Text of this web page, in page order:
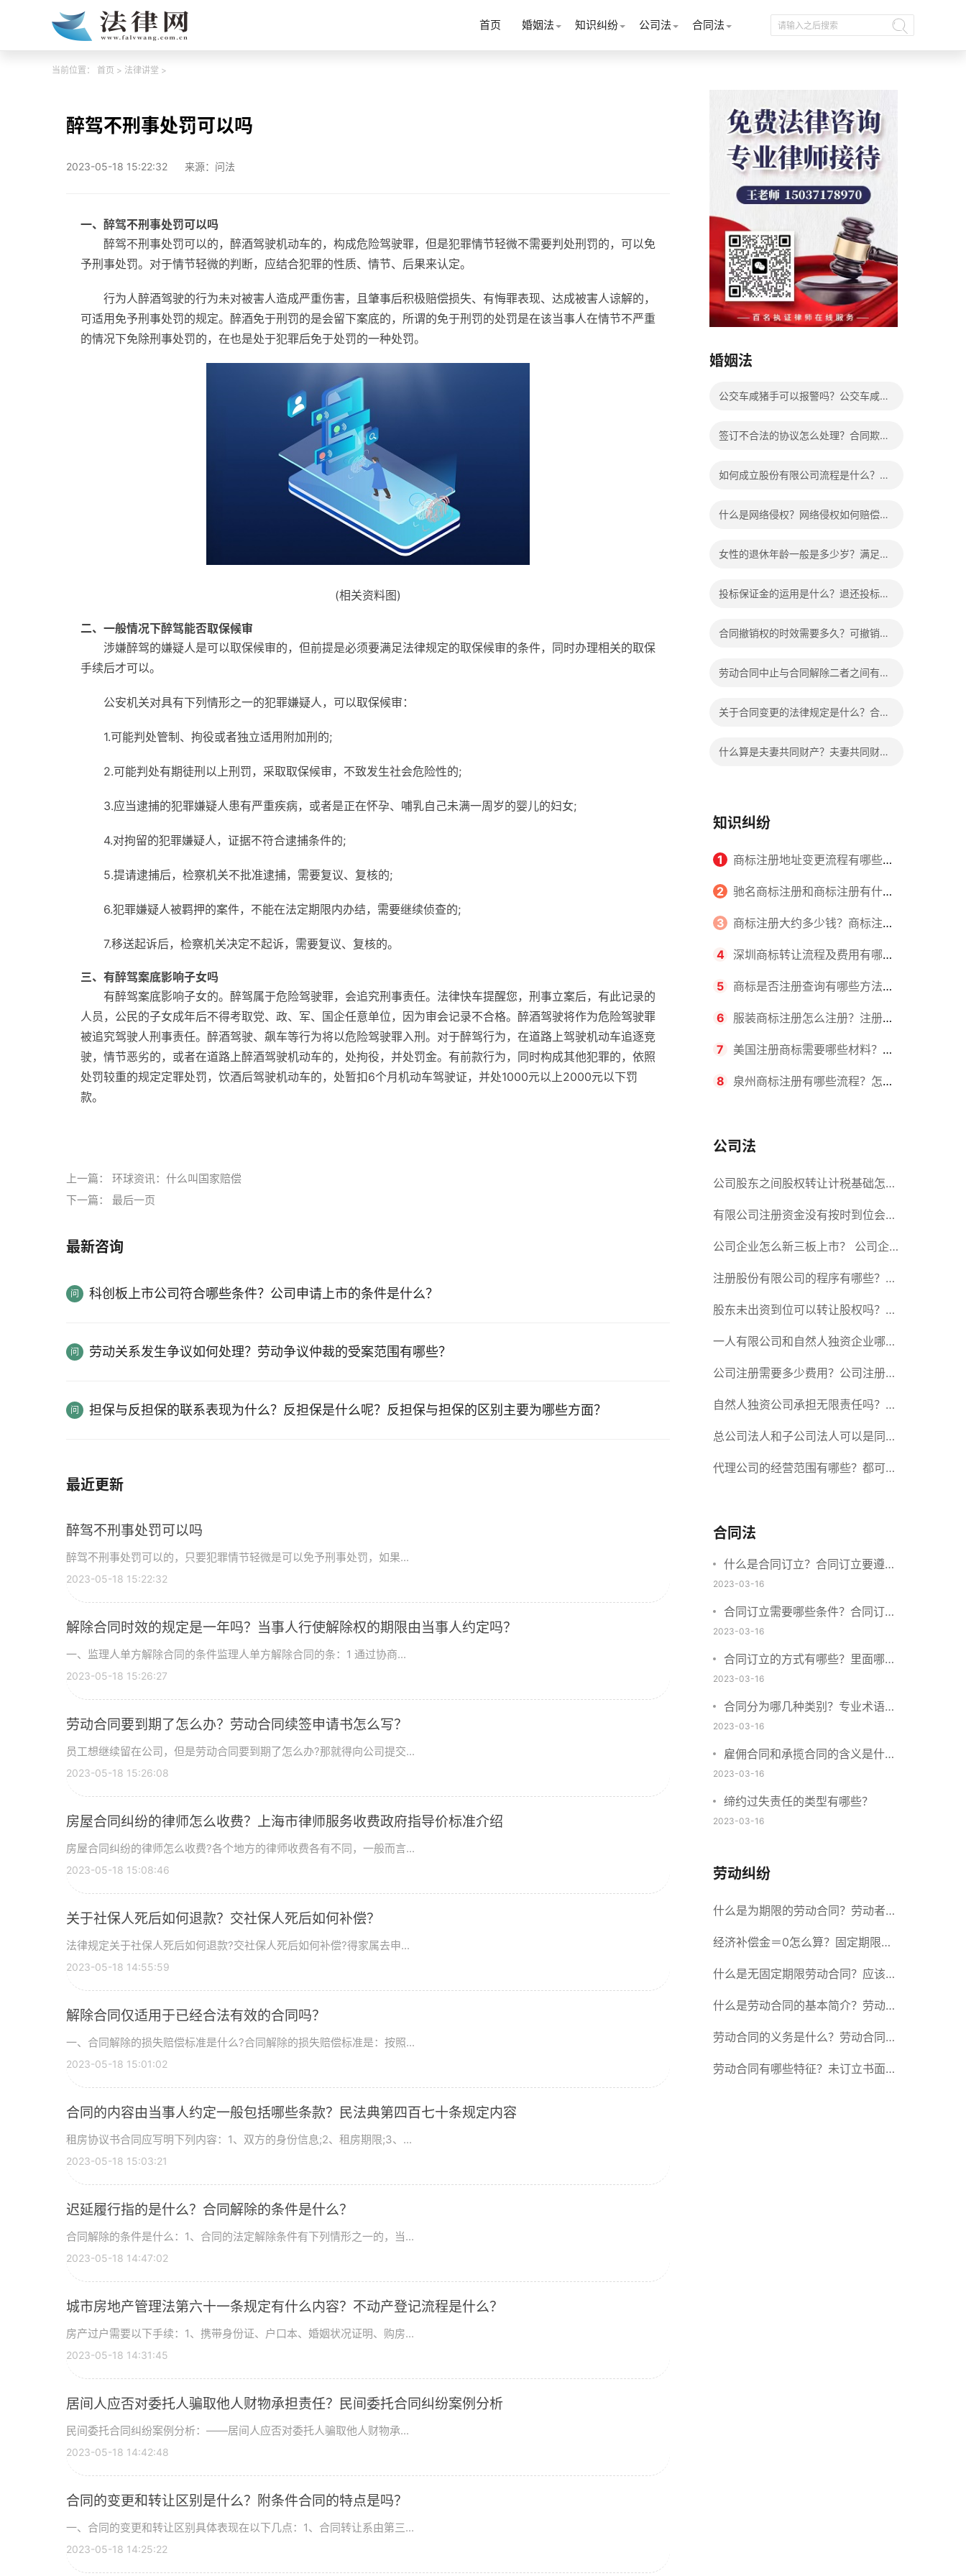
首页 婚姻法 知识纠纷 公司法 合同法
当前位置： 首页 > 法律讲堂 >
醉驾不刑事处罚可以吗
2023-05-18 15:22:32 来源：问法
一、醉驾不刑事处罚可以吗
醉驾不刑事处罚可以的，醉酒驾驶机动车的，构成危险驾驶罪，但是犯罪情节轻微不需要判处刑罚的，可以免
予刑事处罚。对于情节轻微的判断，应结合犯罪的性质、情节、后果来认定。
行为人醉酒驾驶的行为未对被害人造成严重伤害，且肇事后积极赔偿损失、有悔罪表现、达成被害人谅解的，
可适用免予刑事处罚的规定。醉酒免于刑罚的是会留下案底的，所谓的免于刑罚的处罚是在该当事人在情节不严重
的情况下免除刑事处罚的，在也是处于犯罪后免于处罚的一种处罚。
(相关资料图)
二、一般情况下醉驾能否取保候审
涉嫌醉驾的嫌疑人是可以取保候审的，但前提是必须要满足法律规定的取保候审的条件，同时办理相关的取保
手续后才可以。
公安机关对具有下列情形之一的犯罪嫌疑人，可以取保候审：
1.可能判处管制、拘役或者独立适用附加刑的;
2.可能判处有期徒刑以上刑罚，采取取保候审，不致发生社会危险性的;
3.应当逮捕的犯罪嫌疑人患有严重疾病，或者是正在怀孕、哺乳自己未满一周岁的婴儿的妇女;
4.对拘留的犯罪嫌疑人，证据不符合逮捕条件的;
5.提请逮捕后，检察机关不批准逮捕，需要复议、复核的;
6.犯罪嫌疑人被羁押的案件，不能在法定期限内办结，需要继续侦查的;
7.移送起诉后，检察机关决定不起诉，需要复议、复核的。
三、有醉驾案底影响子女吗
有醉驾案底影响子女的。醉驾属于危险驾驶罪，会追究刑事责任。法律快车提醒您，刑事立案后，有此记录的
人员，公民的子女成年后不得考取党、政、军、国企任意单位，因为审会记录不合格。醉酒驾驶将作为危险驾驶罪
被追究驾驶人刑事责任。醉酒驾驶、飙车等行为将以危险驾驶罪入刑。对于醉驾行为，在道路上驾驶机动车追逐竞
驶，情节恶劣的，或者在道路上醉酒驾驶机动车的，处拘役，并处罚金。有前款行为，同时构成其他犯罪的，依照
处罚较重的规定定罪处罚，饮酒后驾驶机动车的，处暂扣6个月机动车驾驶证，并处1000元以上2000元以下罚
款。
上一篇： 环球资讯：什么叫国家赔偿
下一篇： 最后一页
最新咨询
科创板上市公司符合哪些条件？公司申请上市的条件是什么？
劳动关系发生争议如何处理？劳动争议仲裁的受案范围有哪些？
担保与反担保的联系表现为什么？反担保是什么呢？反担保与担保的区别主要为哪些方面？
最近更新
醉驾不刑事处罚可以吗
醉驾不刑事处罚可以的，只要犯罪情节轻微是可以免予刑事处罚，如果...
2023-05-18 15:22:32
解除合同时效的规定是一年吗？当事人行使解除权的期限由当事人约定吗？
一、监理人单方解除合同的条件监理人单方解除合同的条：1 通过协商...
2023-05-18 15:26:27
劳动合同要到期了怎么办？劳动合同续签申请书怎么写？
员工想继续留在公司，但是劳动合同要到期了怎么办?那就得向公司提交...
2023-05-18 15:26:08
房屋合同纠纷的律师怎么收费？上海市律师服务收费政府指导价标准介绍
房屋合同纠纷的律师怎么收费?各个地方的律师收费各有不同，一般而言...
2023-05-18 15:08:46
关于社保人死后如何退款？交社保人死后如何补偿？
法律规定关于社保人死后如何退款?交社保人死后如何补偿?得家属去申...
2023-05-18 14:55:59
解除合同仅适用于已经合法有效的合同吗？
一、合同解除的损失赔偿标准是什么?合同解除的损失赔偿标准是：按照...
2023-05-18 15:01:02
合同的内容由当事人约定一般包括哪些条款？民法典第四百七十条规定内容
租房协议书合同应写明下列内容：1、双方的身份信息;2、租房期限;3、...
2023-05-18 15:03:21
迟延履行指的是什么？合同解除的条件是什么？
合同解除的条件是什么：1、合同的法定解除条件有下列情形之一的，当...
2023-05-18 14:47:02
城市房地产管理法第六十一条规定有什么内容？不动产登记流程是什么？
房产过户需要以下手续：1、携带身份证、户口本、婚姻状况证明、购房...
2023-05-18 14:31:45
居间人应否对委托人骗取他人财物承担责任？民间委托合同纠纷案例分析
民间委托合同纠纷案例分析：——居间人应否对委托人骗取他人财物承...
2023-05-18 14:42:48
合同的变更和转让区别是什么？附条件合同的特点是吗？
一、合同的变更和转让区别具体表现在以下几点：1、合同转让系由第三...
2023-05-18 14:25:22
婚姻法
公交车咸猪手可以报警吗？公交车咸猪
签订不合法的协议怎么处理？合同欺诈
如何成立股份有限公司流程是什么？设
什么是网络侵权？网络侵权如何赔偿的
女性的退休年龄一般是多少岁？满足什
投标保证金的运用是什么？退还投标保
合同撤销权的时效需要多久？可撤销合
劳动合同中止与合同解除二者之间有什
关于合同变更的法律规定是什么？合同
什么算是夫妻共同财产？夫妻共同财产
知识纠纷
1 商标注册地址变更流程有哪些？
怎么提交申请书件？
2 驰名商标注册和商标注册有什么
区别？
3 商标注册大约多少钱？商标注册
查询的方式有哪些？
4 深圳商标转让流程及费用有哪些
要求？商标转让所需时间是多久？
5 商标是否注册查询有哪些方法？
有哪些步骤？
6 服装商标注册怎么注册？注册商
标流程有哪些？
7 美国注册商标需要哪些材料？美
国商标办理流程有哪些？
8 泉州商标注册有哪些流程？怎么
公司法
公司股东之间股权转让计税基础怎么
确认？公司股东之间的股权转让要符
合什么要件？
有限公司注册资金没有按时到位会怎
么样？股份有限公司设立的注册条件
公司企业怎么新三板上市？ 公司企
业新三板上市的流程
注册股份有限公司的程序有哪些？注
册股份有限公司需要提交哪些材料？
股东未出资到位可以转让股权吗？股
东未出资到位能否分红？
一人有限公司和自然人独资企业哪个
好？一人公司设立条件有哪些？
公司注册需要多少费用？公司注册需
要准备什么材料？
自然人独资公司承担无限责任吗？有
限责任公司与有限责任公司的区别
总公司法人和子公司法人可以是同一
个人吗？总公司更名分公司需要更改
代理公司的经营范围有哪些？都可以
合同法
什么是合同订立？合同订立要遵守
什么原则？订立方式有哪些？
2023-03-16
合同订立需要哪些条件？合同订立
与合同成立有什么不同？
2023-03-16
合同订立的方式有哪些？里面哪些
内容、细节条款需要载明？
2023-03-16
合同分为哪几种类别？专业术语分
别是什么？
2023-03-16
雇佣合同和承揽合同的含义是什
么？怎么区分雇佣合同和承揽合
同？
2023-03-16
缔约过失责任的类型有哪些？
2023-03-16
劳动纠纷
什么是为期限的劳动合同？劳动者解
除合同的15种情形
经济补偿金＝0怎么算？固定期限劳
动合同又称什么？
什么是无固定期限劳动合同？应该怎
么解除或终止劳动合同？
什么是劳动合同的基本简介？劳动合
同的形式
劳动合同的义务是什么？劳动合同应
具备哪些条款？
劳动合同有哪些特征？未订立书面劳